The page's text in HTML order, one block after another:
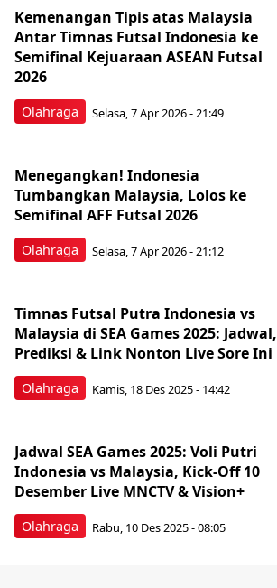
Olahraga
Kemenangan Tipis atas Malaysia
Antar Timnas Futsal Indonesia ke
Semifinal Kejuaraan ASEAN Futsal
2026
Selasa, 7 Apr 2026 - 21:49
Olahraga
Menegangkan! Indonesia
Tumbangkan Malaysia, Lolos ke
Semifinal AFF Futsal 2026
Selasa, 7 Apr 2026 - 21:12
Olahraga
Timnas Futsal Putra Indonesia vs
Malaysia di SEA Games 2025: Jadwal,
Prediksi & Link Nonton Live Sore Ini
Kamis, 18 Des 2025 - 14:42
Olahraga
Jadwal SEA Games 2025: Voli Putri
Indonesia vs Malaysia, Kick-Off 10
Desember Live MNCTV & Vision+
Rabu, 10 Des 2025 - 08:05